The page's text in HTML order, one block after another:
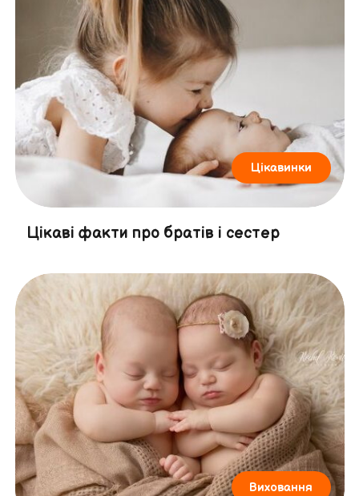
Цікавинки
Цікаві факти про братів і сестер
Виховання